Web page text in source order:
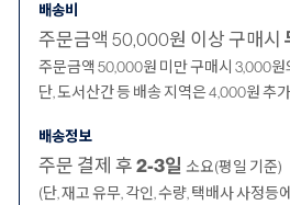
배송비
주문금액 50,000원 이상 구매시
주문금액 50,000원 미만 구매시 3,000
단, 도서산간 등 배송 지역은 4,000원 추
배송정보
주문 결제 후2-3일 소요(평일 기준)
(단, 재고 유무, 각인, 수량, 택배사 사정등